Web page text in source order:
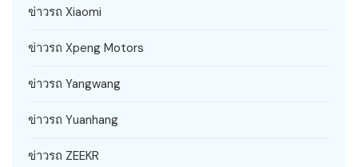
ข่าวรถ Xiaomi
ข่าวรถ Xpeng Motors
ข่าวรถ Yangwang
ข่าวรถ Yuanhang
ข่าวรถ ZEEKR